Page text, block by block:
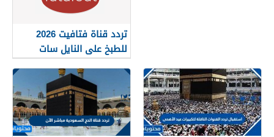
تردد قناة فتافيت 2026
للطبخ على النايل سات
Fatafeat